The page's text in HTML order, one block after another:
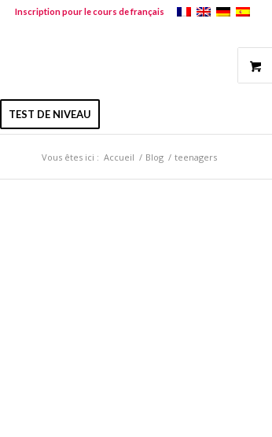
Inscription pour le cours de français
TEST DE NIVEAU
Vous êtes ici : Accueil / Blog / teenagers